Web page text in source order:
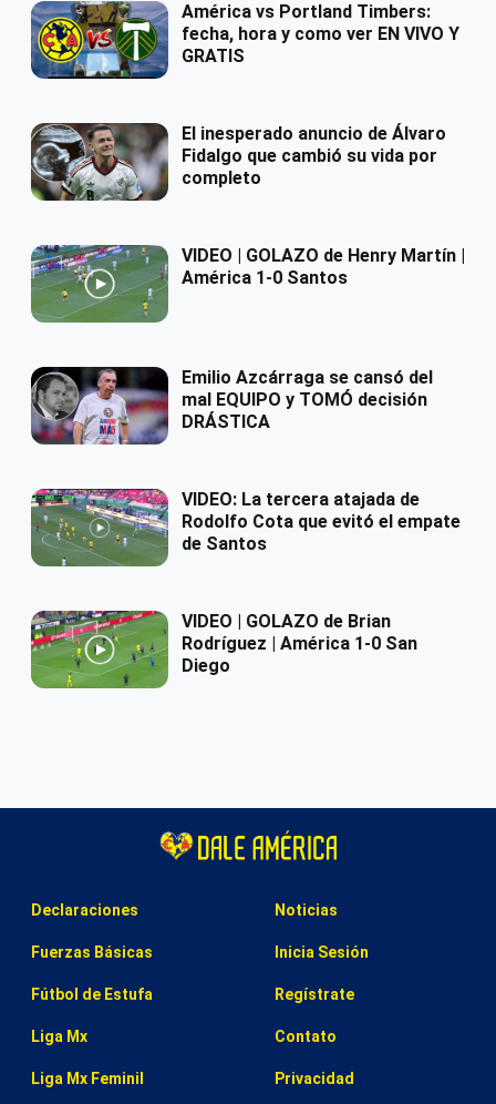
América vs Portland Timbers:
fecha, hora y como ver EN VIVO Y
GRATIS
El inesperado anuncio de Álvaro
Fidalgo que cambió su vida por
completo
VIDEO | GOLAZO de Henry Martín |
América 1-0 Santos
Emilio Azcárraga se cansó del
mal EQUIPO y TOMÓ decisión
DRÁSTICA
VIDEO: La tercera atajada de
Rodolfo Cota que evitó el empate
de Santos
VIDEO | GOLAZO de Brian
Rodríguez | América 1-0 San
Diego
Declaraciones
Fuerzas Básicas
Fútbol de Estufa
Liga Mx
Liga Mx Feminil
Noticias
Inicia Sesión
Regístrate
Contato
Privacidad